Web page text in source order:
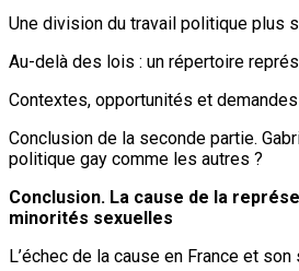
Une division du travail politique plus
Au-delà des lois : un répertoire
Contextes, opportunités et
Conclusion de la seconde partie.
politique gay comme les autres ?
Conclusion. La cause de la
minorités sexuelles
L’échec de la cause en France et